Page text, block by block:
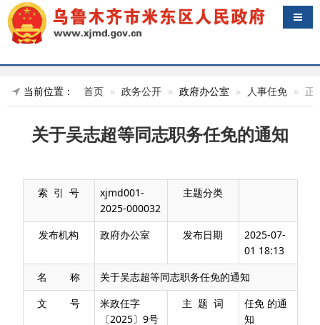
导航
当前位置： 首页 政务公开 政府办公室 人事任免 正
关于吴志超等同志职务任免的通知
索 引 号
xjmd001-
2025-000032
主题分类
发布机构 政府办公室 发布日期
2025-07-
01 18:13
名 称
关于吴志超等同志职务任免的通知
文 号
米政任字
〔2025〕9号
主 题 词
任免 的通
知